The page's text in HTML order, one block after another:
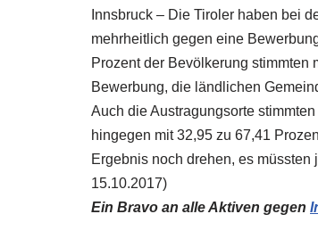
Innsbruck – Die Tiroler haben bei
mehrheitlich gegen eine
Prozent der Bevölkerung stimmten
Bewerbung, die ländlichen
Auch die Austragungsorte
hingegen mit 32,95 zu 67,41
Ergebnis noch drehen, es
15.10.2017)
Ein Bravo an alle Aktiven gegen